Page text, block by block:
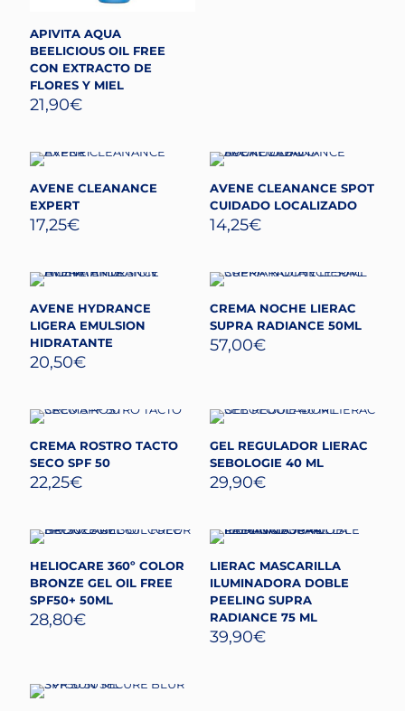
APIVITA AQUA
BEELICIOUS OIL FREE
CON EXTRACTO DE
FLORES Y MIEL
21,90€
AVENE CLEANANCE
EXPERT
17,25€
AVENE CLEANANCE SPOT
CUIDADO LOCALIZADO
14,25€
AVENE HYDRANCE
LIGERA EMULSION
HIDRATANTE
20,50€
CREMA NOCHE LIERAC
SUPRA RADIANCE 50ML
57,00€
CREMA ROSTRO TACTO
SECO SPF 50
22,25€
GEL REGULADOR LIERAC
SEBOLOGIE 40 ML
29,90€
HELIOCARE 360º COLOR
BRONZE GEL OIL FREE
SPF50+ 50ML
28,80€
LIERAC MASCARILLA
ILUMINADORA DOBLE
PEELING SUPRA
RADIANCE 75 ML
39,90€